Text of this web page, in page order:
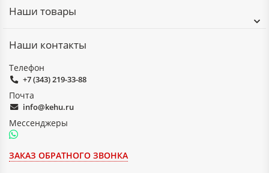
Наши товары
Наши контакты
Телефон
+7 (343) 219-33-88
Почта
info@kehu.ru
Мессенджеры
ЗАКАЗ ОБРАТНОГО ЗВОНКА